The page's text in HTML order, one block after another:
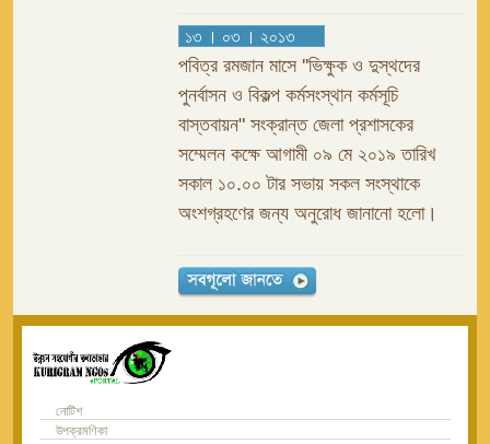
১৩ । ০৩ । ২০১৩
পবিত্র রমজান মাসে ''ভিক্ষুক ও দুস্থদের
পুনর্বাসন ও বিকল্প কর্মসংস্থান কর্মসূচি
বাস্তবায়ন" সংক্রান্ত জেলা প্রশাসকের
সম্মেলন কক্ষে আগামী ০৯ মে ২০১৯ তারিখ
সকাল ১০.০০ টার সভায় সকল সংস্থাকে
অংশগ্রহণের জন্য অনুরোধ জানানো হলো।
নোটিশ
উপক্রমণিকা